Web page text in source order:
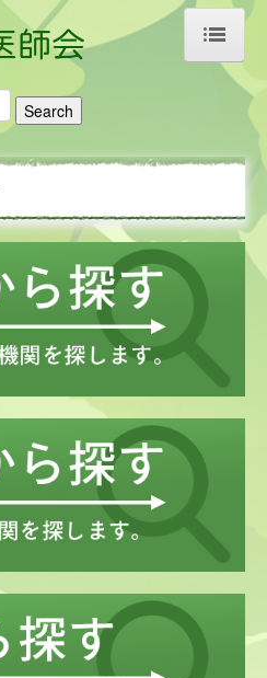
ホーム
のご案内
機関検索
更フォーム